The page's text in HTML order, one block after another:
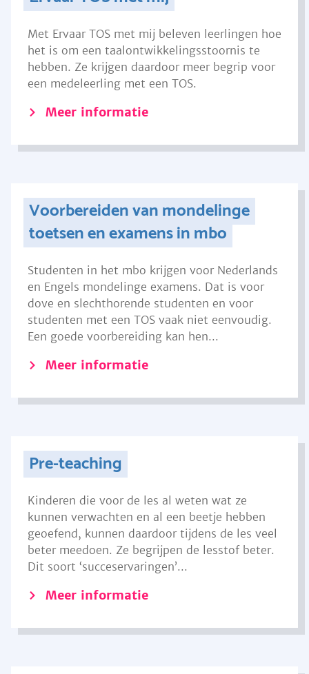
Met Ervaar TOS met mij beleven leerlingen hoe
het is om een taalontwikkelingsstoornis te
hebben. Ze krijgen daardoor meer begrip voor
een medeleerling met een TOS.
Meer informatie
Voorbereiden van mondelinge
toetsen en examens in mbo
Studenten in het mbo krijgen voor Nederlands
en Engels mondelinge examens. Dat is voor
dove en slechthorende studenten en voor
studenten met een TOS vaak niet eenvoudig.
Een goede voorbereiding kan hen...
Meer informatie
Pre-teaching
Kinderen die voor de les al weten wat ze
kunnen verwachten en al een beetje hebben
geoefend, kunnen daardoor tijdens de les veel
beter meedoen. Ze begrijpen de lesstof beter.
Dit soort ‘succeservaringen’...
Meer informatie